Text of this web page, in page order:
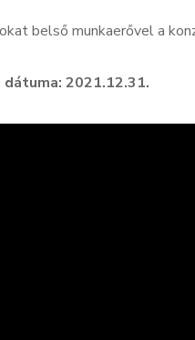
belső munkaerővel a
2021.12.31.